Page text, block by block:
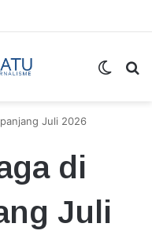
Juli 2026
di
Juli